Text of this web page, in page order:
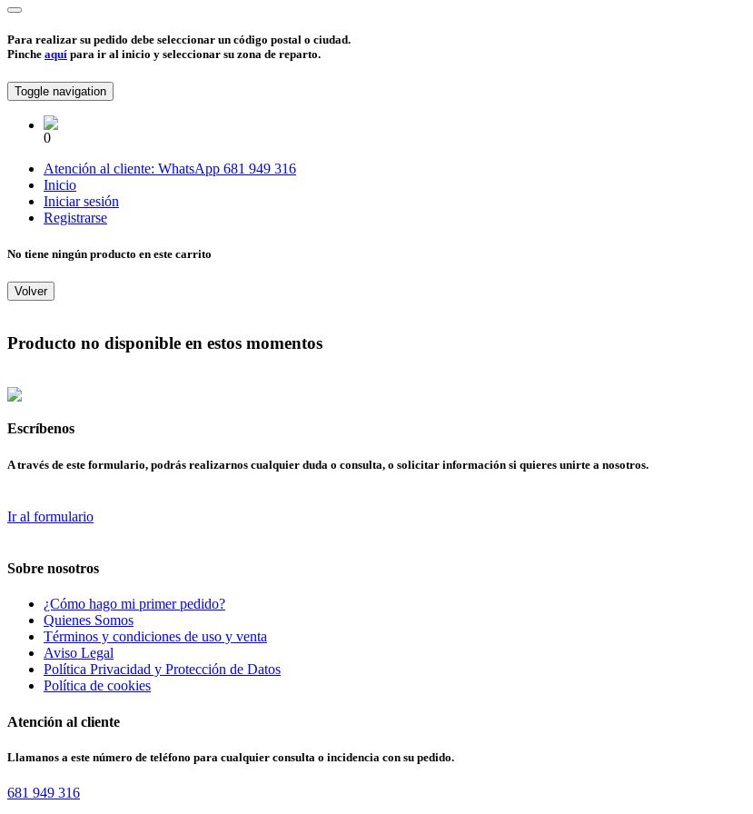
Para realizar su pedido debe seleccionar un código postal o ciudad.
Pinche aquí para ir al inicio y seleccionar su zona de reparto.
Toggle navigation
0
Atención al cliente: WhatsApp 681 949 316
Inicio
Iniciar sesión
Registrarse
No tiene ningún producto en este carrito
Volver
Producto no disponible en estos momentos
Escríbenos
A través de este formulario, podrás realizarnos cualquier duda o consulta, o solicitar información si quieres unirte a nosotros.
Ir al formulario
Sobre nosotros
¿Cómo hago mi primer pedido?
Quienes Somos
Términos y condiciones de uso y venta
Aviso Legal
Política Privacidad y Protección de Datos
Política de cookies
Atención al cliente
Llamanos a este número de teléfono para cualquier consulta o incidencia con su pedido.
681 949 316